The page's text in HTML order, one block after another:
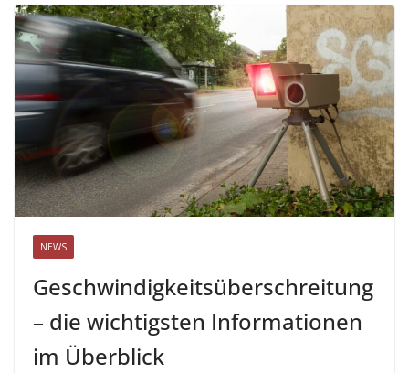
NEWS
Geschwindigkeitsüberschreitung
– die wichtigsten Informationen
im Überblick